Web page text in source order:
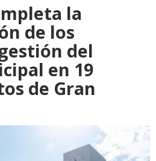
la
de los
del
en 19
de Gran